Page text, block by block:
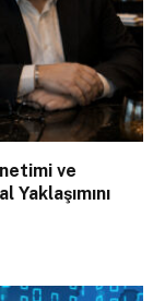
ve
Yaklaşımını